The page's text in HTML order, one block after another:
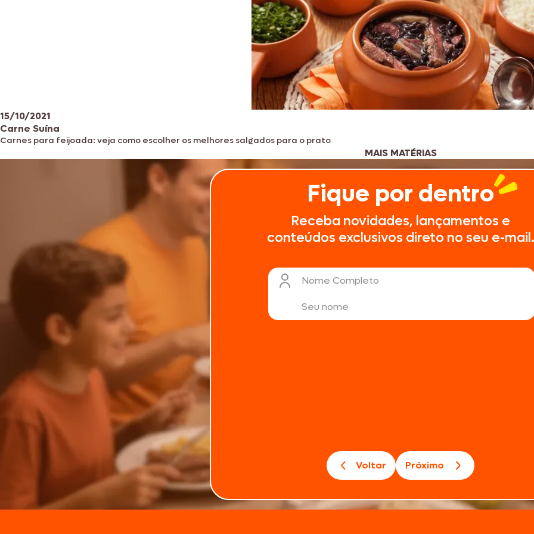
15/10/2021
Carne Suína
Carnes para feijoada: veja como escolher os melhores salgados para o prato
MAIS MATÉRIAS
Fique por dentro
Receba novidades, lançamentos e
conteúdos exclusivos direto no seu e-mail.
Nome Completo
Voltar Próximo